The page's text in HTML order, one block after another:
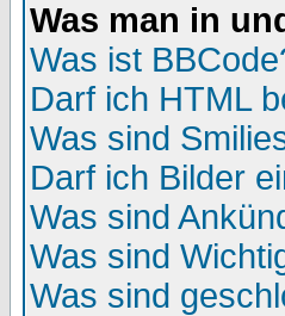
Was man in
Was ist
Darf ich HTML
Was sind
Darf ich Bilder
Was sind
Was sind
Was sind